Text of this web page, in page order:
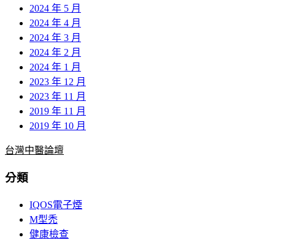
2024 年 5 月
2024 年 4 月
2024 年 3 月
2024 年 2 月
2024 年 1 月
2023 年 12 月
2023 年 11 月
2019 年 11 月
2019 年 10 月
台灣中醫論壇
分類
IQOS電子煙
M型禿
健康檢查